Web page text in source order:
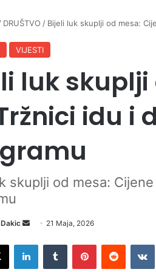
DRUŠTVO / Bijeli luk skuplji od mesa:
VIJESTI
luk
idu i
skuplji od mesa:
d
21 Maja, 2026